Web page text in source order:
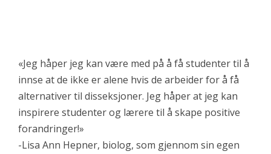
«Jeg håper jeg kan være med på å få studenter til å
innse at de ikke er alene hvis de arbeider for å få
alternativer til disseksjoner. Jeg håper at jeg kan
inspirere studenter og lærere til å skape positive
forandringer!»
-Lisa Ann Hepner, biolog, som gjennom sin egen